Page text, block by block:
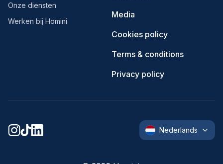
Onze diensten
Werken bij Homini
Media
Cookies policy
Terms & conditions
Privacy policy
Nederlands